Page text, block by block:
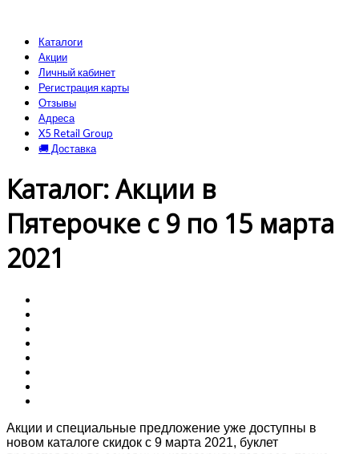
Каталоги
Акции
Личный кабинет
Регистрация карты
Отзывы
Адреса
X5 Retail Group
🚚 Доставка
Каталог: Акции в
Пятерочке с 9 по 15 марта
2021
Акции и специальные предложение уже доступны в
новом каталоге скидок с 9 марта 2021, буклет